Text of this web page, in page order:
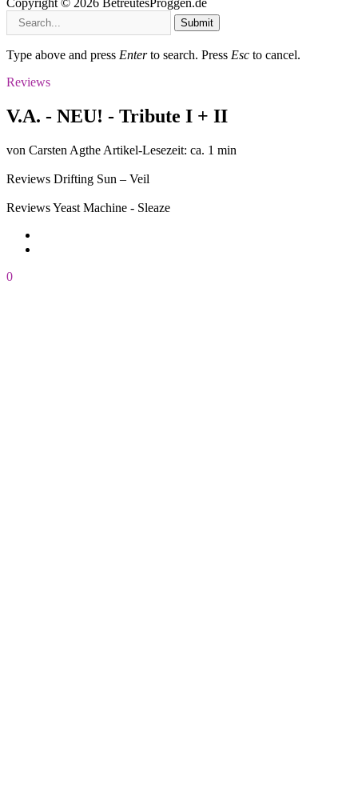
Copyright © 2026 BetreutesProggen.de
Submit
Type above and press Enterto search. Press Esc to cancel.
Reviews
V.A. - NEU! - Tribute I + II
von Carsten Agthe Artikel-Lesezeit: ca. 1 min
Reviews Drifting Sun – Veil
ReviewsYeast Machine - Sleaze
0